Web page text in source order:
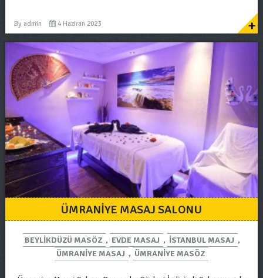
By admin 4 Haziran 2023 +
ÜMRANIYE MASAJ SALONU
BEYLIKDÜZÜ MASÖZ , EVDE MASAJ , ISTANBUL MASAJ ,
ÜMRANIYE MASAJ , ÜMRANIYE MASÖZ